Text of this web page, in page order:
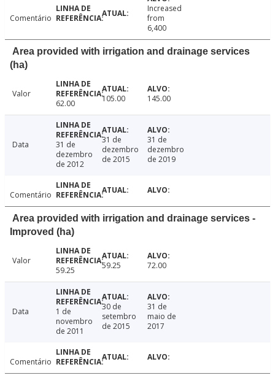
Comentário
Increased
from
6,400
Area provided with irrigation and drainage services
(ha)
Valor
62.00
105.00 145.00
Data
31 de
dezembro
de 2012
31 de
dezembro
de 2015
31 de
dezembro
de 2019
Comentário
Area provided with irrigation and drainage services -
Improved (ha)
Valor
59.25
59.25 72.00
Data
1 de
novembro
de 2011
30 de
setembro
de 2015
31 de
maio de
2017
Comentário